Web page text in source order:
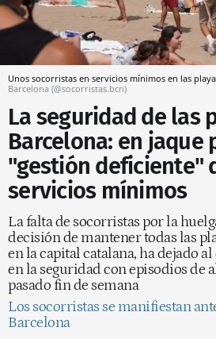
Unos socorristas en servicios mínimos en las
Barcelona (@socorristas.bcn)
La seguridad de las
Barcelona: en jaque
"gestión deficiente"
servicios mínimos
La falta de socorristas por la
decisión de mantener todas las
en la capital catalana, ha dejado
en la seguridad con episodios de
pasado fin de semana
Los socorristas se manifiestan
Barcelona